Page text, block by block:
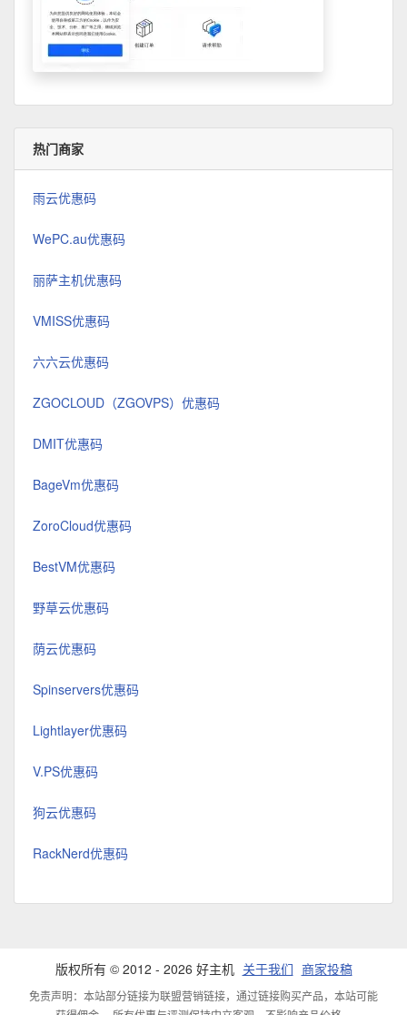
热门商家
雨云优惠码
WePC.au优惠码
丽萨主机优惠码
VMISS优惠码
六六云优惠码
ZGOCLOUD（ZGOVPS）优惠码
DMIT优惠码
BageVm优惠码
ZoroCloud优惠码
BestVM优惠码
野草云优惠码
荫云优惠码
Spinservers优惠码
Lightlayer优惠码
V.PS优惠码
狗云优惠码
RackNerd优惠码
版权所有 © 2012 - 2026 好主机 关于我们 商家投稿
免责声明：本站部分链接为联盟营销链接，通过链接购买产品，本站可能